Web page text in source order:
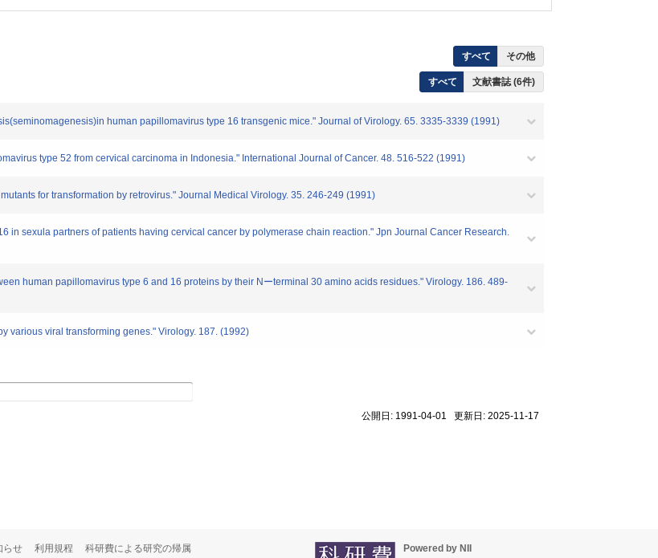
すべて その他
すべて 文献書誌 (6件)
human papillomavirus type 16 transgenic mice." Journal of Virology. 65. 3335-3339 (1991)
type 52 from cervical carcinoma in Indonesia." International Journal of Cancer. 48. 516-522 (1991)
for transformation by retrovirus." Journal Medical Virology. 35. 246-249 (1991)
in sexula partners of patients having cervical cancer by polymerase chain reaction." Jpn Journal Cancer Research.
human papillomavirus type 6 and 16 proteins by their Nーterminal 30 amino acids residues." Virology. 186. 489-
various viral transforming genes." Virology. 187. (1992)
公開日: 1991-04-01 更新日: 2025-11-17
らせ 利用規程 科研費による研究の帰属 Powered by NII